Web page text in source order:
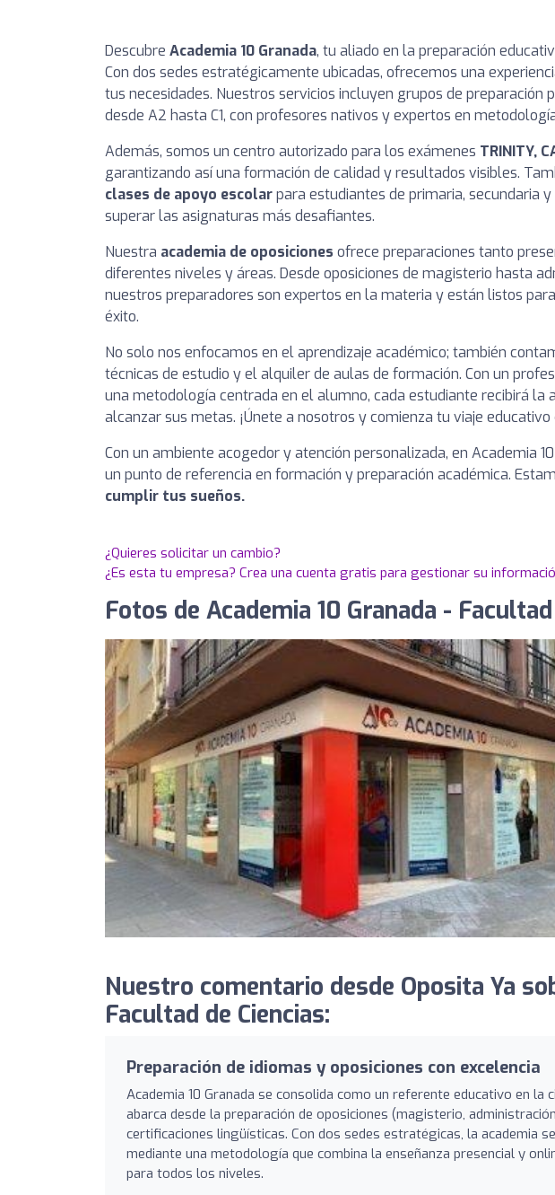
Descubre Academia 10 Granada, tu aliado en la preparación
Con dos sedes estratégicamente ubicadas, ofrecemos una
tus necesidades. Nuestros servicios incluyen grupos de preparación
desde A2 hasta C1, con profesores nativos y expertos en
Además, somos un centro autorizado para los exámenes TRINITY,
garantizando así una formación de calidad y resultados visibles.
clases de apoyo escolarpara estudiantes de primaria, secundaria
superar las asignaturas más desafiantes.
Nuestra academia de oposiciones ofrece preparaciones tanto
diferentes niveles y áreas. Desde oposiciones de magisterio hasta
nuestros preparadores son expertos en la materia y están listos
éxito.
No solo nos enfocamos en el aprendizaje académico; también
técnicas de estudio y el alquiler de aulas de formación. Con un
una metodología centrada en el alumno, cada estudiante recibirá la
alcanzar sus metas. ¡Únete a nosotros y comienza tu viaje
Con un ambiente acogedor y atención personalizada, en Academia
un punto de referencia en formación y preparación académica.
cumplir tus sueños.
¿Quieres solicitar un cambio?
¿Es esta tu empresa? Crea una cuenta gratis para gestionar su
Fotos de Academia 10 Granada -
Nuestro comentario desde Oposita Ya
Facultad de Ciencias:
Preparación de idiomas y oposiciones con excelencia
Academia 10 Granada se consolida como un referente educativo en
abarca desde la preparación de oposiciones (magisterio,
certificaciones lingüísticas. Con dos sedes estratégicas, la academia
mediante una metodología que combina la enseñanza presencial y
para todos los niveles.